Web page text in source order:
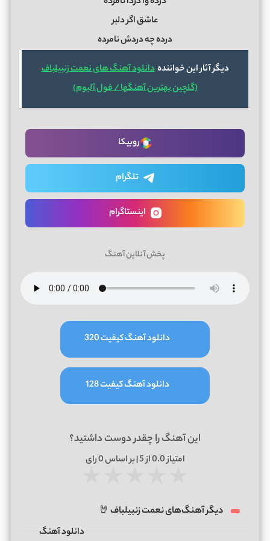
عاشق اگر دلبر
درده چه دردش نامرده
دیگر آثار این خوانندهدانلود آهنگ های نعمت زنبیلباف
(گلچین بهترین آهنگها / فول آلبوم)
روبیکا
تلگرام
اینستاگرام
پخش آنلاین آهنگ
دانلود آهنگ کیفیت 320
دانلود آهنگ کیفیت 128
این آهنگ را چقدر دوست داشتید؟
امتیاز0.0از 5 | بر اساس 0رای
دیگر آهنگ‌های نعمت زنبیلباف 🤘
دانلود آهنگ